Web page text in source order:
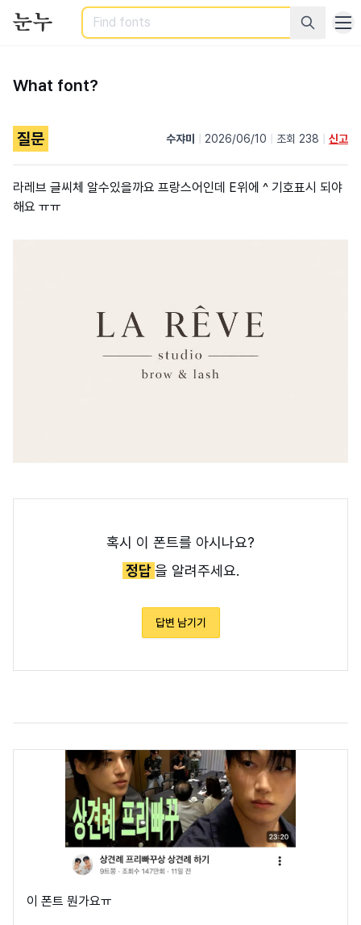
Search
What font?
질문 수쟈미 2026/06/10 조회 238 신고
라레브 글씨체 알수있을까요 프랑스어인데 E위에 ^ 기호표시 되야
해요 ㅠㅠ
혹시 이 폰트를 아시나요?
정답을 알려주세요.
답변 남기기
이 폰트 뭔가요ㅠ